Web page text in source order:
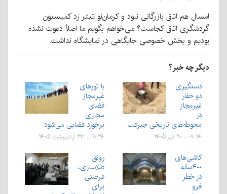
امسال هم اتاق بازرگانی نبود و کرمان‌نو تیتر زد کمیسیون
گردشگری اتاق کجاست؟ می‌خواهم بگویم ما اصلاً دعوت نشده
بودیم و بخش خصوصی جایگاهی در نمایشگاه نداشت.
دیگر چه خبر؟
دستگیری
دو حفار
غیرمجاز
در
محوطه‌های تاریخی جیرفت
۰۹:۱۴ - ۲۰ تیر ۱۴۰۵
با تورهای
غیرمجاز
فضای
مجازی
برخورد قضایی می‌شود
۱۱:۲۴ - ۲۳ اردیبهشت ۱۴۰۵
کاشی‌های
۴۰۰ساله
در خطر
فرو
رونق
طلاسازی،
فرصتی
برای